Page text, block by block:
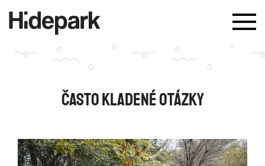
Často kladené otázky